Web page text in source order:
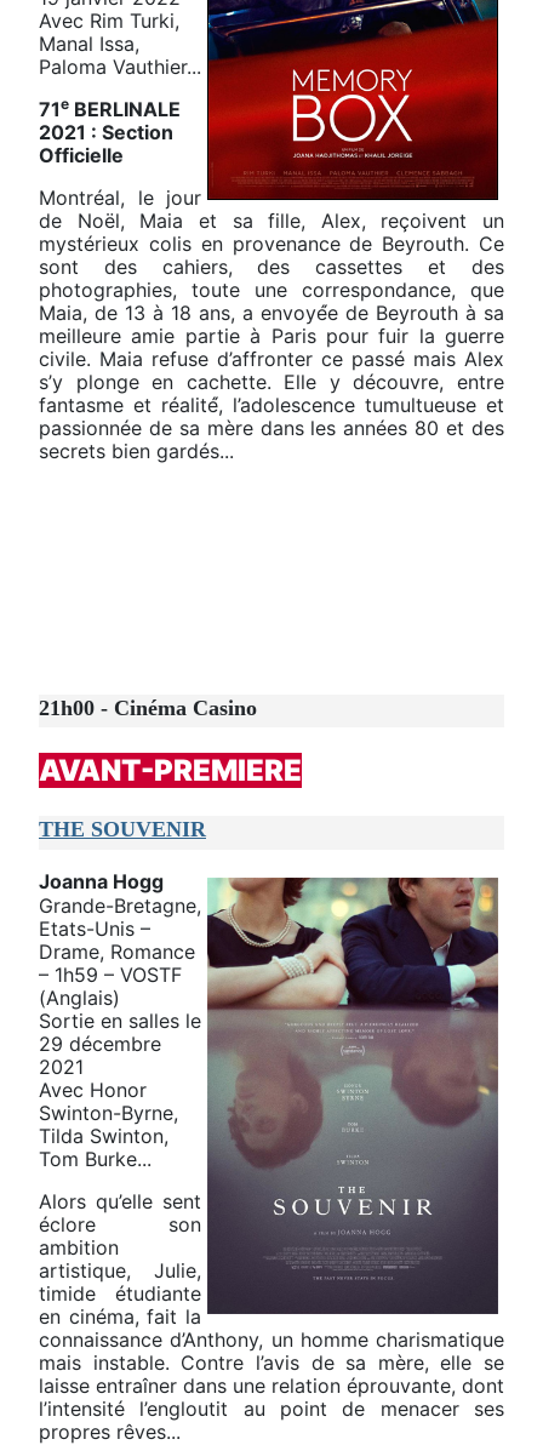
Avec Rim Turki,
Manal Issa,
Paloma Vauthier...
71e BERLINALE
2021 : Section
Officielle
Montréal, le jour
de Noël, Maia et sa fille, Alex, reçoivent un
mystérieux colis en provenance de Beyrouth. Ce
sont des cahiers, des cassettes et des
photographies, toute une correspondance, que
Maia, de 13 à 18 ans, a envoyé́e de Beyrouth à sa
meilleure amie partie à Paris pour fuir la guerre
civile. Maia refuse d’affronter ce passé mais Alex
s’y plonge en cachette. Elle y découvre, entre
fantasme et réalité́, l’adolescence tumultueuse et
passionnée de sa mère dans les années 80 et des
secrets bien gardés...
21h00 - Cinéma Casino
AVANT-PREMIERE
THE SOUVENIR
Joanna Hogg
Grande-Bretagne,
Etats-Unis –
Drame, Romance
– 1h59 – VOSTF
(Anglais)
Sortie en salles le
29 décembre
2021
Avec Honor
Swinton-Byrne,
Tilda Swinton,
Tom Burke...
Alors qu’elle sent
éclore son
ambition
artistique, Julie,
timide étudiante
en cinéma, fait la
connaissance d’Anthony, un homme charismatique
mais instable. Contre l’avis de sa mère, elle se
laisse entraîner dans une relation éprouvante, dont
l’intensité l’engloutit au point de menacer ses
propres rêves...